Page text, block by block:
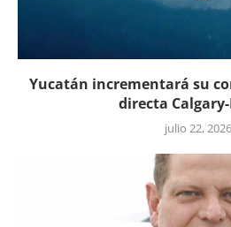
Yucatán incrementará su
directa
julio 22, 2026